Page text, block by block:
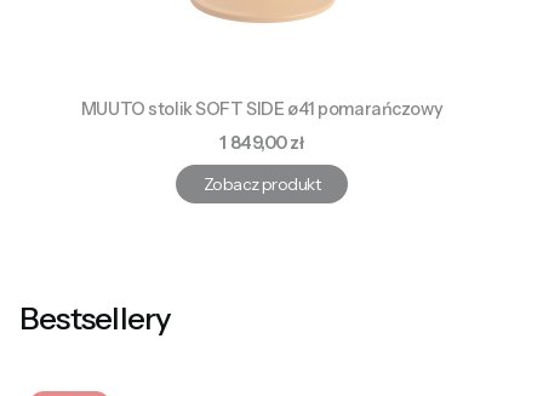
MUUTO stolik SOFT SIDE ø41 pomarańczowy
Cena
1 849,00 zł
Zobacz produkt
Bestsellery